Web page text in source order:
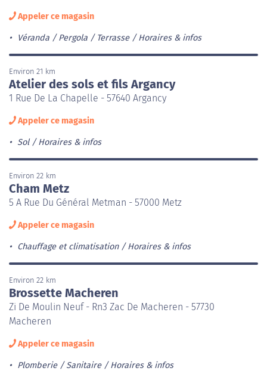
Appeler ce magasin
Véranda / Pergola / Terrasse Horaires & infos
Environ 21 km
Atelier des sols et fils Argancy
1 Rue De La Chapelle - 57640 Argancy
Appeler ce magasin
Sol Horaires & infos
Environ 22 km
Cham Metz
5 A Rue Du Général Metman - 57000 Metz
Appeler ce magasin
Chauffage et climatisation Horaires & infos
Environ 22 km
Brossette Macheren
Zi De Moulin Neuf - Rn3 Zac De Macheren - 57730
Macheren
Appeler ce magasin
Plomberie / Sanitaire Horaires & infos